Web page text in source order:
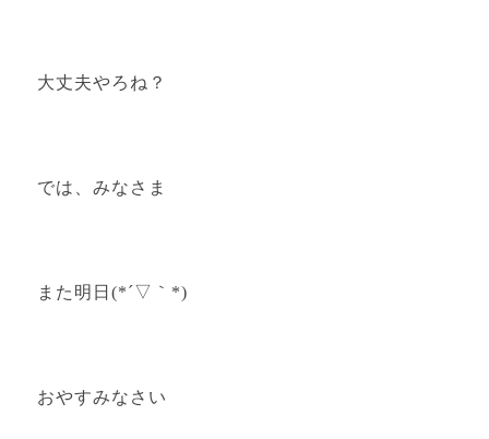
大丈夫やろね？
では、みなさま
また明日(*´▽｀*)
おやすみなさい